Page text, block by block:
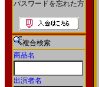
パスワードを忘れた方
複合検索
商品名
出演者名